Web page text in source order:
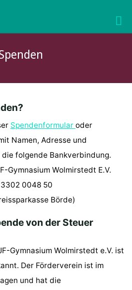
Spendenformularoder
Namen, Adresse und
folgende Bankverbindung.
Gymnasium Wolmirstedt E.V.
3302 0048 50
Börde)
von der Steuer
Gymnasium Wolmirstedt e.V. ist
Der Förderverein ist im
und hat die